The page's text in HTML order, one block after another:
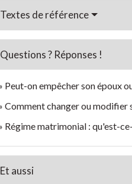
Textes de référence
Questions ? Réponses !
Peut-on empêcher son époux
Comment changer ou modifier
Régime matrimonial : qu'est-
Et aussi